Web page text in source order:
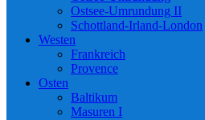
Ostsee-Umrundung II
Schottland-Irland-London
Westen
Frankreich
Provence
Osten
Baltikum
Masuren I